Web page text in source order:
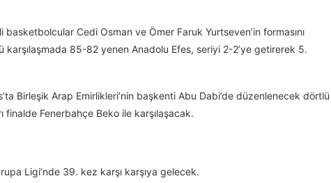
basketbolcular Cedi Osman ve Ömer Faruk Yurtseven’in formasını
85-82 yenen Anadolu Efes, seriyi 2-2’ye getirerek 5.
Birleşik Arap Emirlikleri’nin başkenti Abu Dabi’de düzenlenecek dörtlü
Fenerbahçe Beko ile karşılaşacak.
Ligi’nde 39. kez karşı karşıya gelecek.